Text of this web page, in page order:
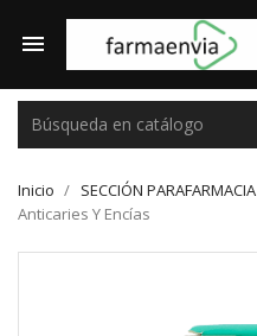

Inicio SECCIÓN PARAFARMACIA
Anticaries Y Encías